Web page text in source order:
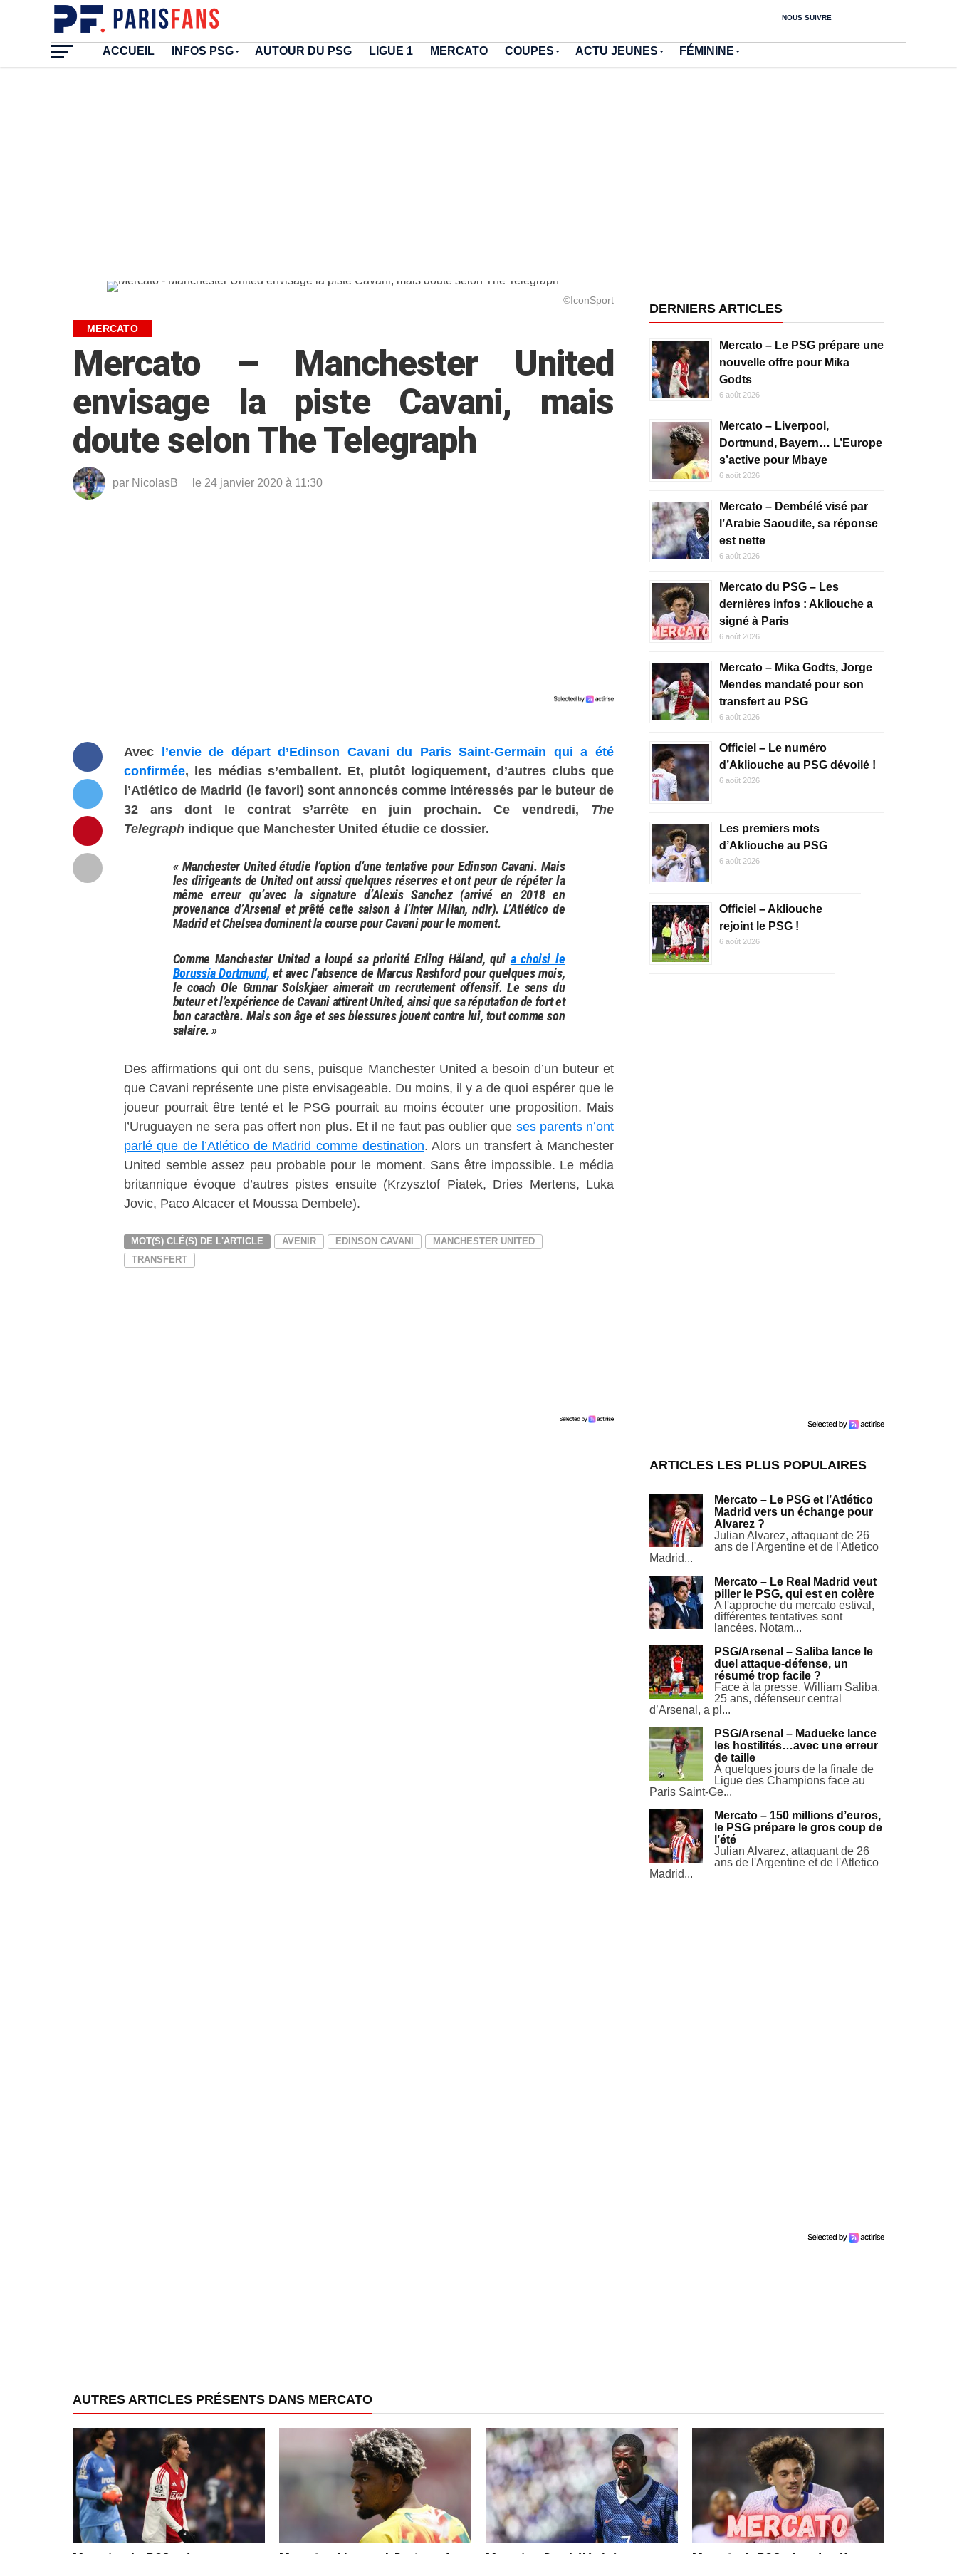
NOUS SUIVRE
ACCUEIL INFOS PSG AUTOUR DU PSG LIGUE 1 MERCATO COUPES ACTU JEUNES FÉMININE
©IconSport
MERCATO
Mercato – Manchester United
envisage la piste Cavani, mais
doute selon The Telegraph
par NicolasB le 24 janvier 2020 à 11:30
Avec l’envie de départ d’Edinson Cavani du Paris Saint-Germain qui a été
confirmée, les médias s’emballent. Et, plutôt logiquement, d’autres clubs que
l’Atlético de Madrid (le favori) sont annoncés comme intéressés par le buteur de
32 ans dont le contrat s’arrête en juin prochain. Ce vendredi, The
Telegraph indique que Manchester United étudie ce dossier.
« Manchester United étudie l’option d’une tentative pour Edinson Cavani. Mais
les dirigeants de United ont aussi quelques réserves et ont peur de répéter la
même erreur qu’avec la signature d’Alexis Sanchez (arrivé en 2018 en
provenance d’Arsenal et prêté cette saison à l’Inter Milan, ndlr). L’Atlético de
Madrid et Chelsea dominent la course pour Cavani pour le moment.
Comme Manchester United a loupé sa priorité Erling Håland, qui a choisi le
Borussia Dortmund, et avec l’absence de Marcus Rashford pour quelques mois,
le coach Ole Gunnar Solskjaer aimerait un recrutement offensif. Le sens du
buteur et l’expérience de Cavani attirent United, ainsi que sa réputation de fort et
bon caractère. Mais son âge et ses blessures jouent contre lui, tout comme son
salaire. »
Des affirmations qui ont du sens, puisque Manchester United a besoin d’un buteur et
que Cavani représente une piste envisageable. Du moins, il y a de quoi espérer que le
joueur pourrait être tenté et le PSG pourrait au moins écouter une proposition. Mais
l’Uruguayen ne sera pas offert non plus. Et il ne faut pas oublier que ses parents n’ont
parlé que de l’Atlético de Madrid comme destination. Alors un transfert à Manchester
United semble assez peu probable pour le moment. Sans être impossible. Le média
britannique évoque d’autres pistes ensuite (Krzysztof Piatek, Dries Mertens, Luka
Jovic, Paco Alcacer et Moussa Dembele).
MOT(S) CLÉ(S) DE L'ARTICLE AVENIR EDINSON CAVANI
MANCHESTER UNITED
TRANSFERT
DERNIERS ARTICLES
Mercato – Le PSG prépare une
nouvelle offre pour Mika
Godts
6 août 2026
Mercato – Liverpool,
Dortmund, Bayern… L’Europe
s’active pour Mbaye
6 août 2026
Mercato – Dembélé visé par
l’Arabie Saoudite, sa réponse
est nette
6 août 2026
Mercato du PSG – Les
dernières infos : Akliouche a
signé à Paris
6 août 2026
Mercato – Mika Godts, Jorge
Mendes mandaté pour son
transfert au PSG
6 août 2026
Officiel – Le numéro
d’Akliouche au PSG dévoilé !
6 août 2026
Les premiers mots
d’Akliouche au PSG
6 août 2026
Officiel – Akliouche
rejoint le PSG !
6 août 2026
ARTICLES LES PLUS POPULAIRES
Mercato – Le PSG et l’Atlético
Madrid vers un échange pour
Alvarez ?
Julian Alvarez, attaquant de 26
ans de l'Argentine et de l'Atletico
Madrid...
Mercato – Le Real Madrid veut
piller le PSG, qui est en colère
A l'approche du mercato estival,
différentes tentatives sont
lancées. Notam...
PSG/Arsenal – Saliba lance le
duel attaque-défense, un
résumé trop facile ?
Face à la presse, William Saliba,
25 ans, défenseur central
d’Arsenal, a pl...
PSG/Arsenal – Madueke lance
les hostilités…avec une erreur
de taille
À quelques jours de la finale de
Ligue des Champions face au
Paris Saint-Ge...
Mercato – 150 millions d’euros,
le PSG prépare le gros coup de
l’été
Julian Alvarez, attaquant de 26
ans de l'Argentine et de l'Atletico
Madrid...
AUTRES ARTICLES PRÉSENTS DANS MERCATO